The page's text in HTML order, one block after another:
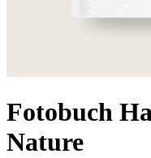
Fotobuch
Nature